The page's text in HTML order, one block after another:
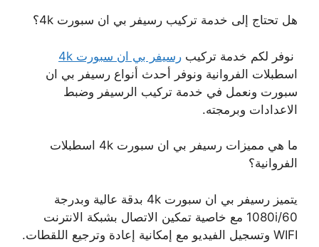
هل تحتاج إلى خدمة تركيب رسيفر بي ان سبورت 4k؟
نوفر لكم خدمة تركيب رسيفر بي ان سبورت 4k
اسطبلات الفروانية ونوفر أحدث أنواع رسيفر بي ان
سبورت ونعمل في خدمة تركيب الرسيفر وضبط
الاعدادات وبرمجته.
ما هي مميزات رسيفر بي ان سبورت 4k اسطبلات
الفروانية؟
يتميز رسيفر بي ان سبورت 4k بدقة عالية وبدرجة
1080i/60 مع خاصية تمكين الاتصال بشبكة الانترنت
WIFI وتسجيل الفيديو مع إمكانية إعادة وترجيع اللقطات.